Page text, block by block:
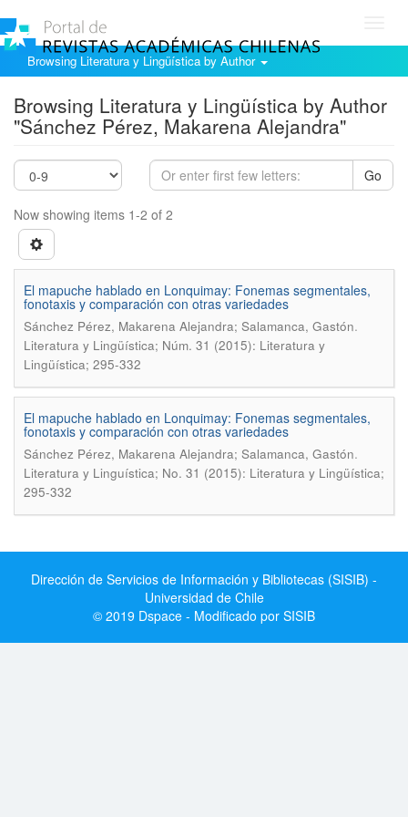
Browsing Literatura y Lingüística by Author
Browsing Literatura y Lingüística by Author
"Sánchez Pérez, Makarena Alejandra"
Go
Now showing items 1-2 of 2
El mapuche hablado en Lonquimay: Fonemas segmentales,
fonotaxis y comparación con otras variedades
Sánchez Pérez, Makarena Alejandra; Salamanca, Gastón.
Literatura y Lingüística; Núm. 31 (2015): Literatura y
Lingüística; 295-332
El mapuche hablado en Lonquimay: Fonemas segmentales,
fonotaxis y comparación con otras variedades
Sánchez Pérez, Makarena Alejandra; Salamanca, Gastón.
Literatura y Linguí­stica; No. 31 (2015): Literatura y Lingüística;
295-332
Dirección de Servicios de Información y Bibliotecas (SISIB) -
Universidad de Chile
© 2019 Dspace - Modificado por SISIB